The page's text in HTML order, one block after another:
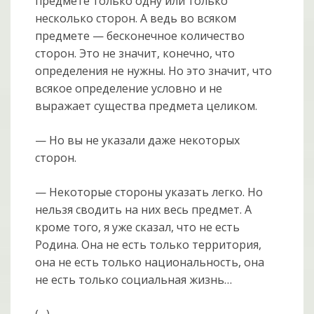
несколько сторон. А ведь во всяком
предмете — бесконечное количество
сторон. Это не значит, конечно, что
определения не нужны. Но это значит, что
всякое определение условно и не
выражает существа предмета целиком.
— Но вы не указали даже некоторых
сторон.
— Некоторые стороны указать легко. Но
нельзя сводить на них весь предмет. А
кроме того, я уже сказал, что не есть
Родина. Она не есть только территория,
она не есть только национальность, она
не есть только социальная жизнь…